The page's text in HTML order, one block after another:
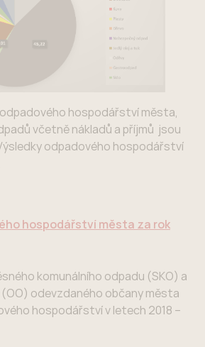
hospodářství města,
včetně nákladů a příjmů jsou
odpadového hospodářství
hospodářství města za rok
komunálního odpadu (SKO) a
odevzdaného občany města
hospodářství v letech 2018 –